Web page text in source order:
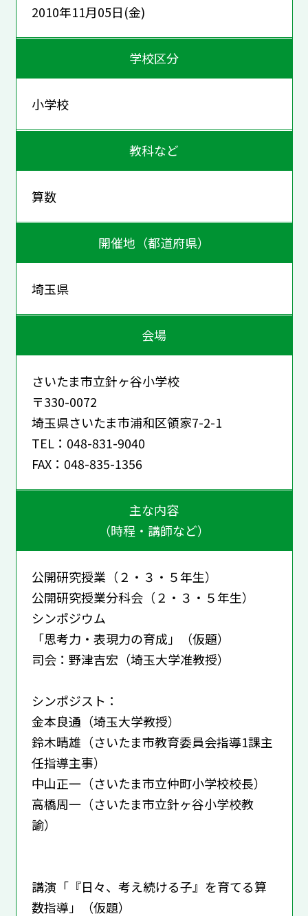
2010年11月05日(金)
学校区分
小学校
教科など
算数
開催地（都道府県）
埼玉県
会場
さいたま市立針ヶ谷小学校
〒330-0072
埼玉県さいたま市浦和区領家7-2-1
TEL：048-831-9040
FAX：048-835-1356
主な内容
（時程・講師など）
公開研究授業（２・３・５年生）
公開研究授業分科会（２・３・５年生）
シンポジウム
「思考力・表現力の育成」（仮題）
司会：野津吉宏（埼玉大学准教授）
シンポジスト：
金本良通（埼玉大学教授）
鈴木晴雄（さいたま市教育委員会指導1課主
任指導主事）
中山正一（さいたま市立仲町小学校校長）
高橋周一（さいたま市立針ヶ谷小学校教
諭）
講演「『日々、考え続ける子』を育てる算
数指導」（仮題）